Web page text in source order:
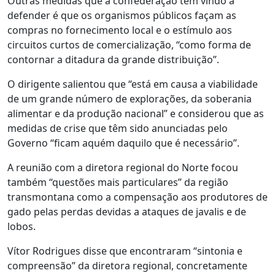
defender é que os organismos públicos façam as
compras no fornecimento local e o estímulo aos
circuitos curtos de comercialização, “como forma de
contornar a ditadura da grande distribuição”.
O dirigente salientou que “está em causa a viabilidade
de um grande número de explorações, da soberania
alimentar e da produção nacional” e considerou que as
medidas de crise que têm sido anunciadas pelo
Governo “ficam aquém daquilo que é necessário”.
A reunião com a diretora regional do Norte focou
também “questões mais particulares” da região
transmontana como a compensação aos produtores de
gado pelas perdas devidas a ataques de javalis e de
lobos.
Vítor Rodrigues disse que encontraram “sintonia e
compreensão” da diretora regional, concretamente